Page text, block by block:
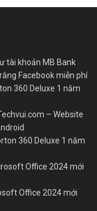
tài khoản MB Bank
Facebook miễn phí
360 Deluxe 1 năm
– Website
360 Deluxe 1 năm
Office 2024 mới
Office 2024 mới